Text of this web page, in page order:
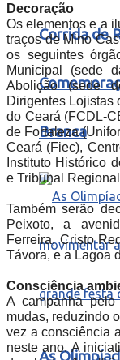
Corrida de
Branca
As
Decoração
Os elementos e a
traços de Mino
os seguintes
Municipal (sede
Abolição (sede
Dirigentes Lojistas
do Ceará (FCDL-
de Fortaleza
Ceará (Fiec),
Instituto Histórico
e Tribunal
Também serão
Peixoto, a
Ferreira, Cristo
Távora, e a Lagoa
Consciência
A campanha
mudas, reduzindo
vez a consciência
neste ano. A